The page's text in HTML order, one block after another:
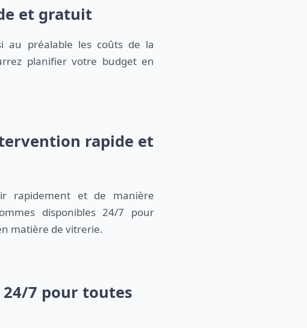
et gratuit
au préalable les coûts de la
planifier votre budget en
rapide et
rapidement et de manière
disponibles 24/7 pour
matière de vitrerie.
7 pour toutes